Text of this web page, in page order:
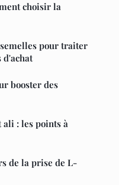
choisir la
pour traiter
d'achat
booster des
ali : les points à
de la prise de L-